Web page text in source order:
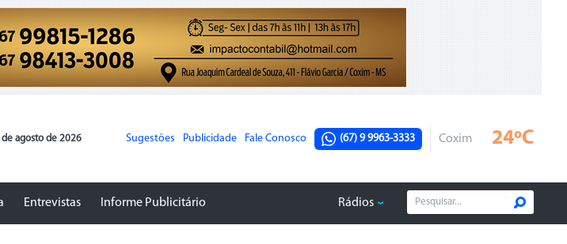
agosto de 2026 Sugestões Publicidade Fale Conosco (67) 9 9963-3333 Coxim 24ºC
Entrevistas Informe Publicitário Rádios